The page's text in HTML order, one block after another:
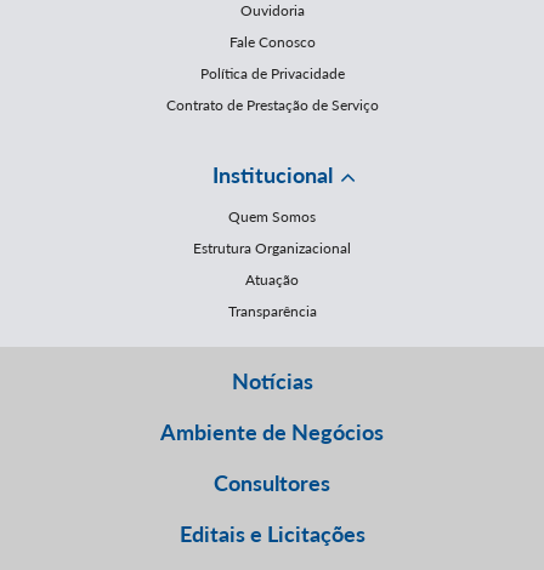
Ouvidoria
Fale Conosco
Política de Privacidade
Contrato de Prestação de Serviço
Institucional
Quem Somos
Estrutura Organizacional
Atuação
Transparência
Notícias
Ambiente de Negócios
Consultores
Editais e Licitações